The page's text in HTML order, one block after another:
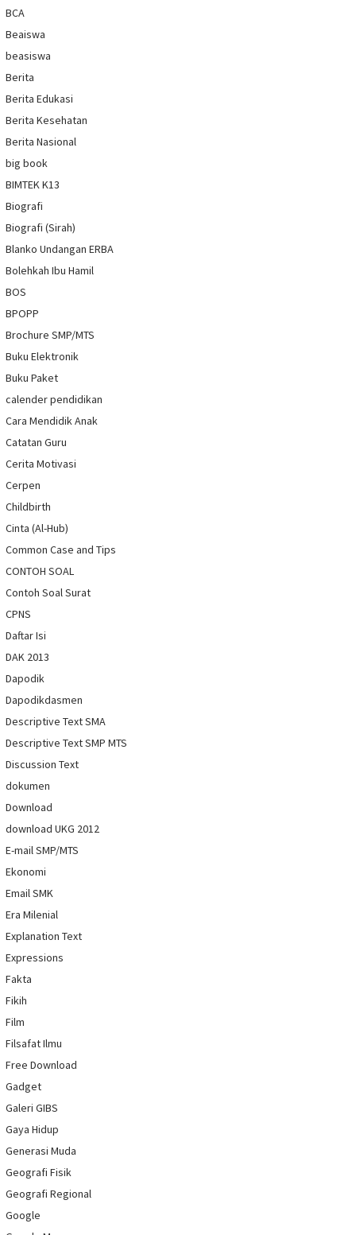
BCA
Beaiswa
beasiswa
Berita
Berita Edukasi
Berita Kesehatan
Berita Nasional
big book
BIMTEK K13
Biografi
Biografi (Sirah)
Blanko Undangan ERBA
Bolehkah Ibu Hamil
BOS
BPOPP
Brochure SMP/MTS
Buku Elektronik
Buku Paket
calender pendidikan
Cara Mendidik Anak
Catatan Guru
Cerita Motivasi
Cerpen
Childbirth
Cinta (Al-Hub)
Common Case and Tips
CONTOH SOAL
Contoh Soal Surat
CPNS
Daftar Isi
DAK 2013
Dapodik
Dapodikdasmen
Descriptive Text SMA
Descriptive Text SMP MTS
Discussion Text
dokumen
Download
download UKG 2012
E-mail SMP/MTS
Ekonomi
Email SMK
Era Milenial
Explanation Text
Expressions
Fakta
Fikih
Film
Filsafat Ilmu
Free Download
Gadget
Galeri GIBS
Gaya Hidup
Generasi Muda
Geografi Fisik
Geografi Regional
Google